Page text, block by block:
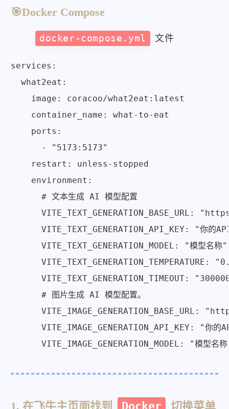
🎯Docker Compose
docker-compose.yml 文件
services:
what2eat:
image: coracoo/what2eat:latest
container_name: what-to-eat
ports:
- "5173:5173"
restart: unless-stopped
environment:
# 文本生成 AI 模型配置
VITE_TEXT_GENERATION_BASE_URL:
VITE_TEXT_GENERATION_API_KEY: "你的
VITE_TEXT_GENERATION_MODEL: "模型名称"
VITE_TEXT_GENERATION_TEMPERATURE:
VITE_TEXT_GENERATION_TIMEOUT:
# 图片生成 AI 模型配置。
VITE_IMAGE_GENERATION_BASE_URL:
VITE_IMAGE_GENERATION_API_KEY: "你的
VITE_IMAGE_GENERATION_MODEL: "模型名
1. 在飞牛主页面找到 Docker 切换菜单